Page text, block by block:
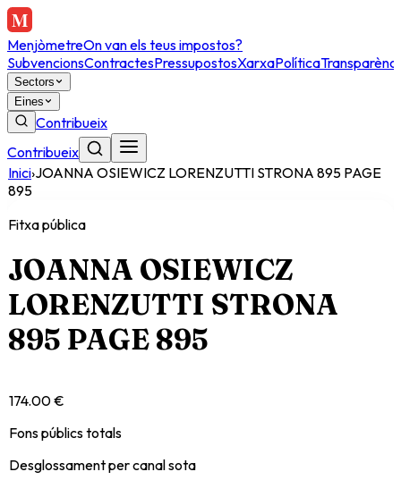
MenjòmetreOn van els teus impostos?
SubvencionsContractesPressupostosXarxaPolítica
Sectors
Eines
Contribueix
Contribueix
Inici›JOANNA OSIEWICZ LORENZUTTI STRONA 895 PAGE
895
Fitxa pública
JOANNA OSIEWICZ
LORENZUTTI STRONA
895 PAGE 895
174.00 €
Fons públics totals
Desglossament per canal sota